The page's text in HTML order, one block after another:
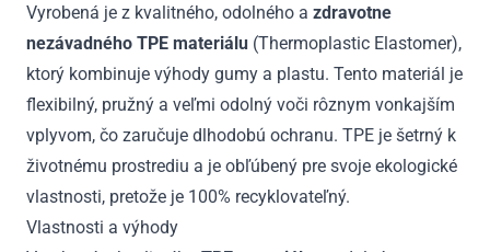
Vyrobená je z kvalitného, odolného a zdravotne
nezávadného TPE materiálu (Thermoplastic Elastomer),
ktorý kombinuje výhody gumy a plastu. Tento materiál je
flexibilný, pružný a veľmi odolný voči rôznym vonkajším
vplyvom, čo zaručuje dlhodobú ochranu. TPE je šetrný k
životnému prostrediu a je obľúbený pre svoje ekologické
vlastnosti, pretože je 100% recyklovateľný.
Vlastnosti a výhody